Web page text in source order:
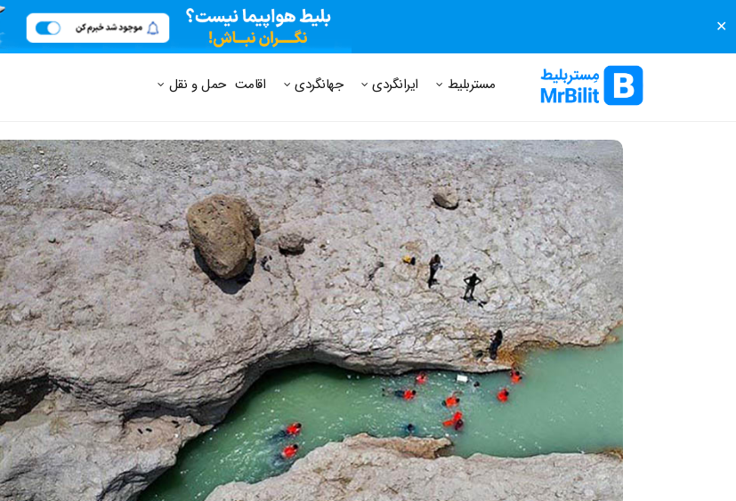
✕
مستر بلیط مجله مستر بلیط پرسش های متداول
مستربلیط ایرانگردی جهانگردی اقامت حمل و نقل